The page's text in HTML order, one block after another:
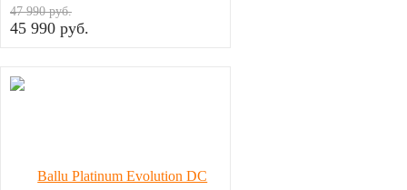
47 990 руб.
45 990 руб.